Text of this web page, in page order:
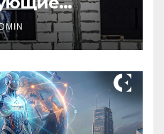
Электрик